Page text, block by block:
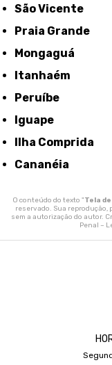
São Vicente
Praia Grande
Mongaguá
Itanhaém
Peruíbe
Iguape
Ilha Comprida
Cananéia
O conteúdo do texto "Tela
reservado. Sua
sem a autorização do autor.
Penal –